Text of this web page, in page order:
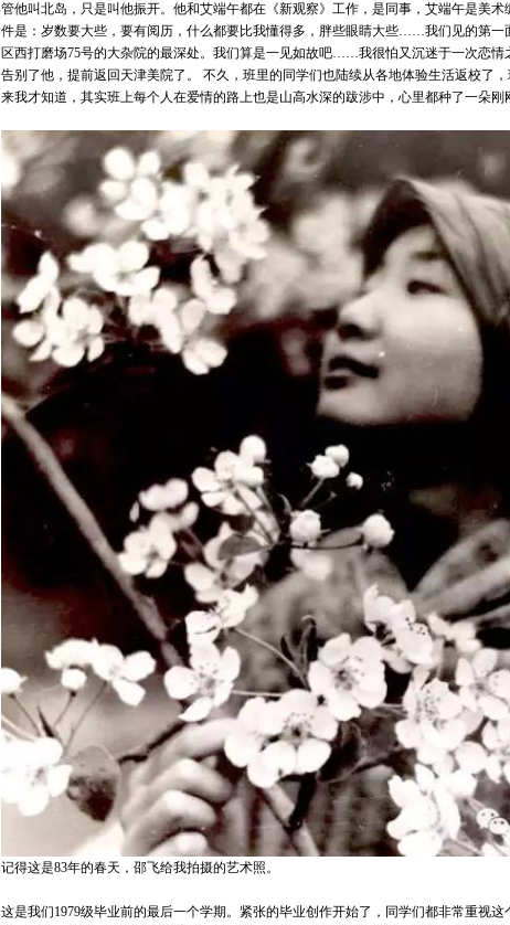
管他叫北岛，只是叫他振开。他和艾端午都在《新观察》工作，是同事，艾端午是美术
件是：岁数要大些，要有阅历，什么都要比我懂得多，胖些眼睛大些……我们见的第一
区西打磨场75号的大杂院的最深处。我们算是一见如故吧……我很怕又沉迷于一次恋情
告别了他，提前返回天津美院了。 不久，班里的同学们也陆续从各地体验生活返校了
来我才知道，其实班上每个人在爱情的路上也是山高水深的跋涉中，心里都种了一朵
记得这是83年的春天，邵飞给我拍摄的艺术照。
这是我们1979级毕业前的最后一个学期。紧张的毕业创作开始了，同学们都非常重视